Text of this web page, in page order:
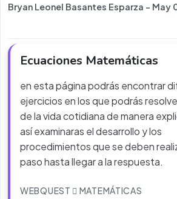
Bryan Leonel Basantes Esparza - May
Ecuaciones Matemáticas
en esta página podrás encontrar
ejercicios en los que podrás
de la vida cotidiana de manera
así examinaras el desarrollo y los
procedimientos que se deben
paso hasta llegar a la respuesta.
WEBQUEST MATEMÁTICAS